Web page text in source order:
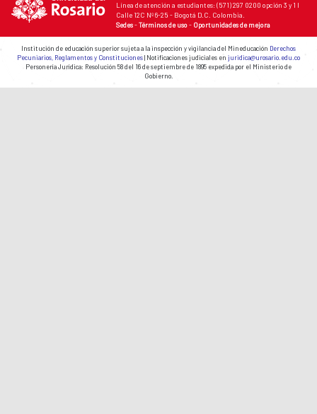
Línea de atención a estudiantes: (571) 297 0200 opción 3 y 1 I
Calle 12C Nº 6-25 - Bogotá D.C. Colombia.
Sedes-Términos de uso- Oportunidades de mejora
Institución de educación superior sujeta a la inspección y vigilancia del Mineducación Derechos
Pecuniarios, Reglamentos y Constituciones| Notificaciones judiciales en juridica@urosario.edu.co
Personería Jurídica: Resolución 58 del 16 de septiembre de 1895 expedida por el Ministerio de
Gobierno.